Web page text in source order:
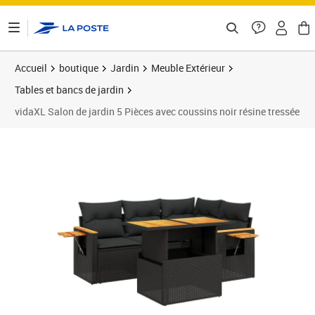
Accueil boutique Jardin
Meuble Extérieur
Tables et bancs de jardin
vidaXL Salon de jardin 5 Pièces avec coussins noir résine tressée